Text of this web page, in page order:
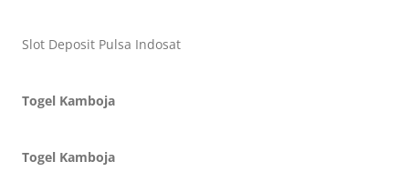
Slot Deposit Pulsa Indosat
Togel Kamboja
Togel Kamboja